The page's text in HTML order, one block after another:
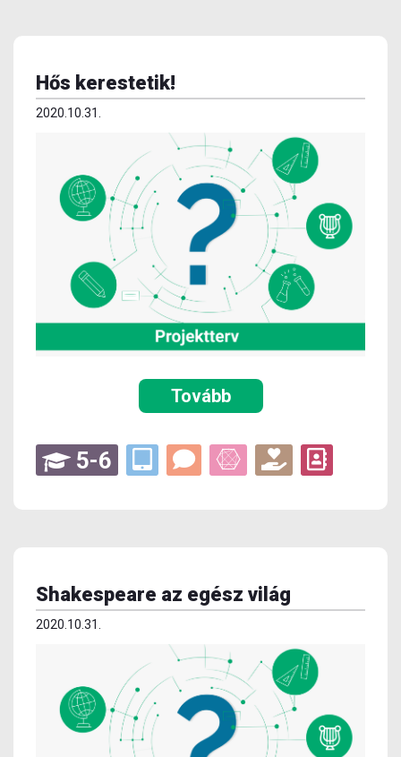
Hős kerestetik!
2020.10.31.
Tovább
5-6
Shakespeare az egész világ
2020.10.31.